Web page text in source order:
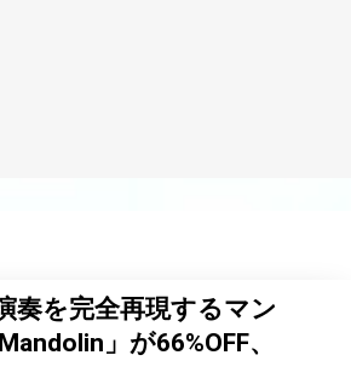
奏を完全再現するマン
」が66%OFF、